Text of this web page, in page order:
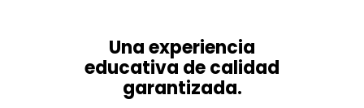
Una experiencia
educativa de calidad
garantizada.